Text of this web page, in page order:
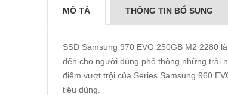
MÔ TẢ THÔNG TIN BỔ SUNG
SSD Samsung 970 EVO 250GB M2 2280
đến cho người dùng phổ thông những trải
điểm vượt trội của Series Samsung 960
tiêu dùng.